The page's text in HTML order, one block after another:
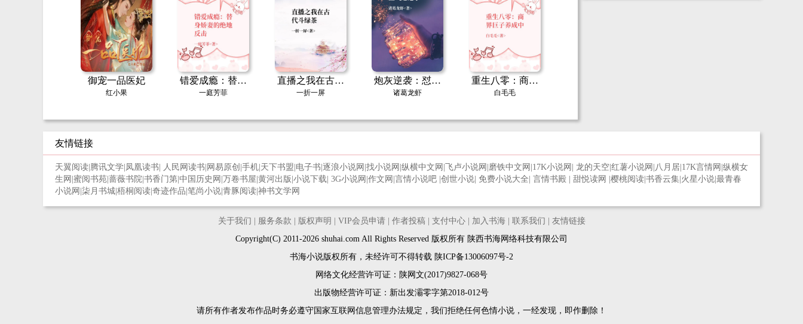
御宠一品医妃
红小果
错爱成瘾：替身
娇妻的绝地反击
一庭芳菲
直播之我在古代
斗绿茶
一折一屏
炮灰逆袭：怼翻
气运之子
诸葛龙虾
重生八零：商界
巨子养成中
白毛毛
友情链接
天翼阅读 腾讯文学 凤凰读书 人民网读书 网易原创 手机 天下书盟 电子书 逐浪小说网 找小说网 纵横中文网 飞卢小说网 磨铁中文网 17K小说网 龙的天空 红薯小说网 八月居 17K言情网 纵横女
生网 蜜阅书苑 蔷薇书院 书香门第 中国历史网 万卷书屋 黄河出版 小说下载 3G小说网 作文网 言情小说吧 创世小说 免费小说大全 言情书殿 甜悦读网 樱桃阅读 书香云集 火星小说 最青春
小说网 柒月书城 梧桐阅读 奇迹作品 笔尚小说 青豚阅读 神书文学网
关于我们 服务条款 版权声明 VIP会员申请| 作者投稿| 支付中心| 加入书海| 联系我们
友情链接
Copyright(C) 2011-2026 shuhai.com All Rights Reserved 版权所有 陕西书海网络科技有限公司
书海小说版权所有，未经许可不得转载 陕ICP备13006097号-2
网络文化经营许可证：陕网文(2017)9827-068号
出版物经营许可证：新出发灞零字第2018-012号
请所有作者发布作品时务必遵守国家互联网信息管理办法规定，我们拒绝任何色情小说，一经发现，即作删除！